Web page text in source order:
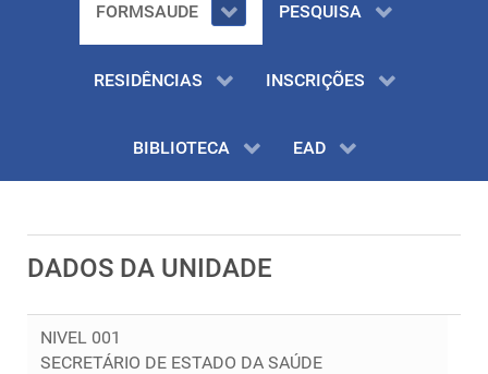
FORMSAUDE PESQUISA
RESIDÊNCIAS INSCRIÇÕES
BIBLIOTECA EAD
DADOS DA UNIDADE
NIVEL 001
SECRETÁRIO DE ESTADO DA SAÚDE